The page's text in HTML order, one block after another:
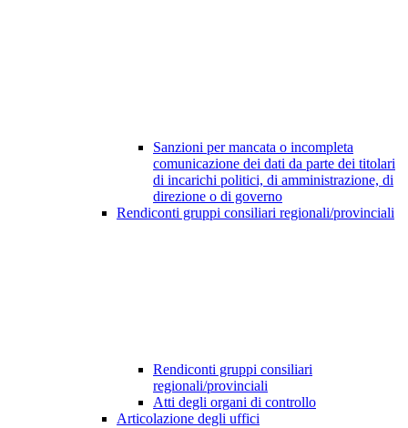
Sanzioni per mancata o incompleta
comunicazione dei dati da parte dei titolari
di incarichi politici, di amministrazione, di
direzione o di governo
Rendiconti gruppi consiliari regionali/provinciali
Rendiconti gruppi consiliari
regionali/provinciali
Atti degli organi di controllo
Articolazione degli uffici